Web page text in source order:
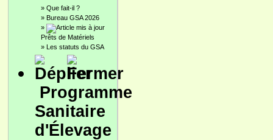
» Que fait-il ?
» Bureau GSA 2026
»
Prêts de Matériels
» Les statuts du GSA
Programme
Sanitaire
d'Élevage